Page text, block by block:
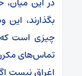
بگذارند،
چیزی است که
تماس‌های
اغراق نیست